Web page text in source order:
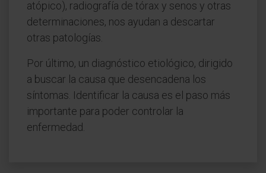
atópico), radiografía de tórax y senos y otras
determinaciones, nos ayudan a descartar
otras patologías.
Por último, un diagnóstico etiológico, dirigido
a buscar la causa que desencadena los
síntomas. Identificar la causa es el paso más
importante para poder controlar la
enfermedad.